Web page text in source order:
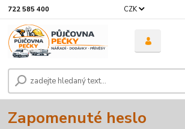
CZK
722 585 400
Zapomenuté heslo